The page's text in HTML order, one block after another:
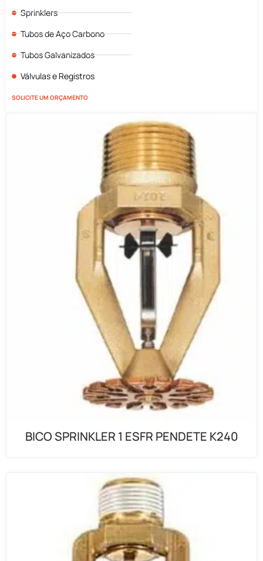
Sprinklers
Tubos de Aço Carbono
Tubos Galvanizados
Válvulas e Registros
SOLICITE UM ORÇAMENTO
BICO SPRINKLER 1 ESFR PENDETE K240